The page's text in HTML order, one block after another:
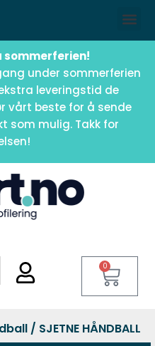
sommerferien!
under sommerferien
leveringstid de
vårt beste for å sende
som mulig. Takk for
0
/ SJETNE HÅNDBALL